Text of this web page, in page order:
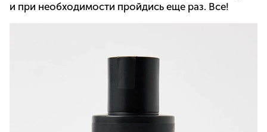
и при необходимости пройдись еще раз. Все!